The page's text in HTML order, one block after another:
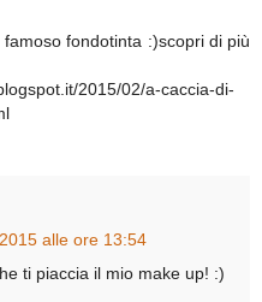
fondotinta :)scopri di più
2015/02/a-caccia-di-
alle ore 13:54
ti piaccia il mio make up! :)